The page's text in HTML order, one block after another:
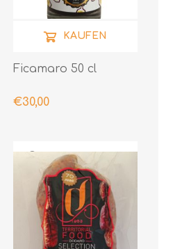
Ficamaro 50 cl
€30,00
KAUFEN